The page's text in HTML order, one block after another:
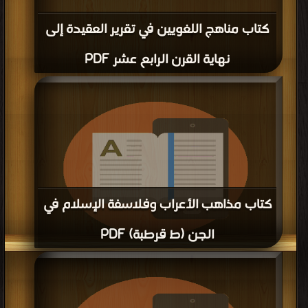
كتاب مناهج اللغويين في تقرير العقيدة إلى
نهاية القرن الرابع عشر PDF
كتاب مذاهب الأعراب وفلاسفة الإسلام في
الجن (ط قرطبة) PDF
قراءة و تحميل كتاب كتاب مذاهب الأعراب وفلاسفة الإسلام في الجن (ط قرطبة)
كتب في اسرع تحميل